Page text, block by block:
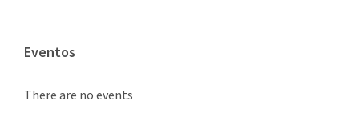
Eventos
There are no events